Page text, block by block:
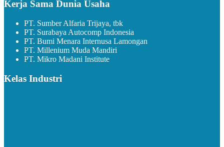
Kerja Sama Dunia Usaha
PT. Sumber Alfaria Trijaya, tbk
PT. Surabaya Autocomp Indonesia
PT. Bumi Menara Internusa Lamongan
PT. Millenium Muda Mandiri
PT. Mikro Madani Institute
Kelas Industri